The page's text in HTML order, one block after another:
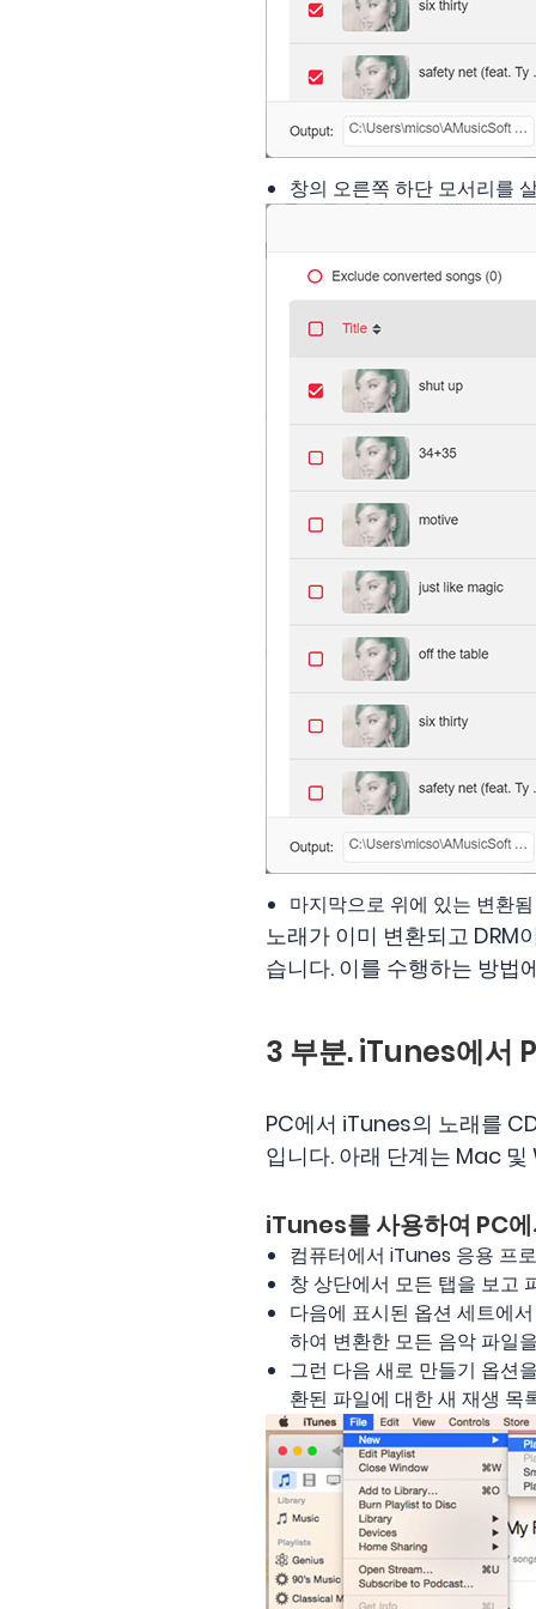
창의 오른쪽 하단 모서리를
마지막으로 위에 있는 변환
노래가 이미 변환되고 DRM
습니다. 이를 수행하는 방법
3 부분. iTunes에서
PC에서 iTunes의 노래를
입니다. 아래 단계는 Mac
iTunes를 사용하여 PC
컴퓨터에서 iTunes 응용 프
창 상단에서 모든 탭을 보고
다음에 표시된 옵션 세트에
하여 변환한 모든 음악 파일
그런 다음 새로 만들기 옵션
환된 파일에 대한 새 재생 목